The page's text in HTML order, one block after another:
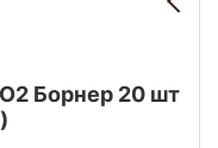
Борнер 20 шт